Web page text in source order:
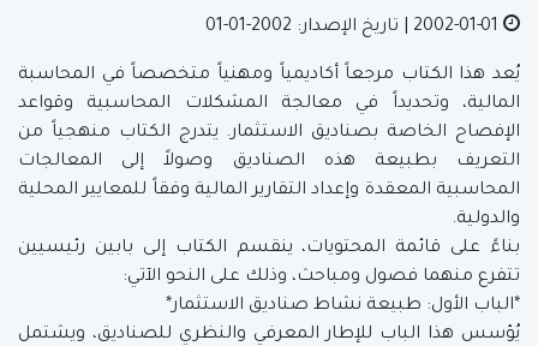
2002-01-01
| تاريخ الإصدار: 2002-01-01
يُعد هذا الكتاب مرجعاً أكاديمياً ومهنياً متخصصاً في المحاسبة
المالية، وتحديداً في معالجة المشكلات المحاسبية وقواعد
الإفصاح الخاصة بصناديق الاستثمار. يتدرج الكتاب منهجياً من
التعريف بطبيعة هذه الصناديق وصولاً إلى المعالجات
المحاسبية المعقدة وإعداد التقارير المالية وفقاً للمعايير المحلية
والدولية.
بناءً على قائمة المحتويات، ينقسم الكتاب إلى بابين رئيسيين
تتفرع منهما فصول ومباحث، وذلك على النحو الآتي:
*الباب الأول: طبيعة نشاط صناديق الاستثمار*
يُؤسس هذا الباب للإطار المعرفي والنظري للصناديق، ويشتمل